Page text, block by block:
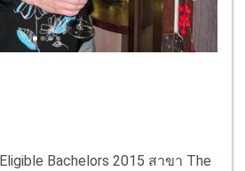
Bachelors 2015 สาขา The